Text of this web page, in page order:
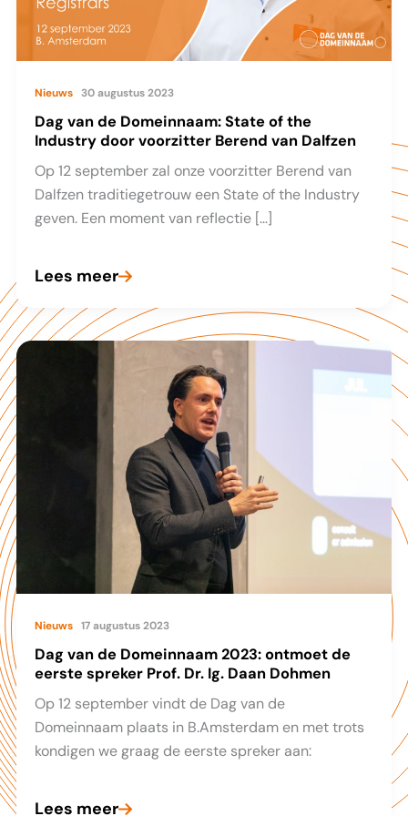
Nieuws 30 augustus 2023
Dag van de Domeinnaam: State of the
Industry door voorzitter Berend van Dalfzen
Op 12 september zal onze voorzitter Berend van
Dalfzen traditiegetrouw een State of the Industry
geven. Een moment van reflectie […]
Dag
van
de
voorzitter
Lees meer
Nieuws 17 augustus 2023
Dag van de Domeinnaam 2023: ontmoet de
eerste spreker Prof. Dr. Ig. Daan Dohmen
Op 12 september vindt de Dag van de
Domeinnaam plaats in B.Amsterdam en met trots
kondigen we graag de eerste spreker aan:
Lees meer